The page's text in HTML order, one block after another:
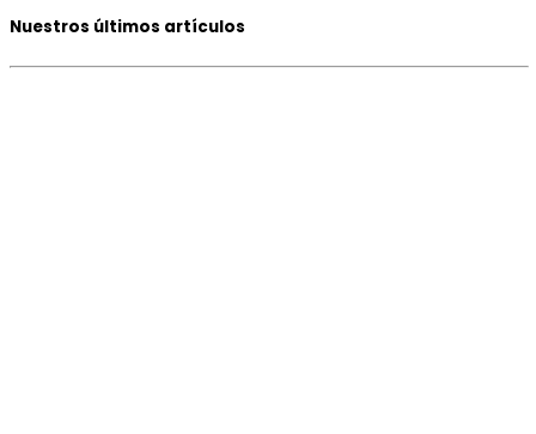
Nuestros últimos artículos